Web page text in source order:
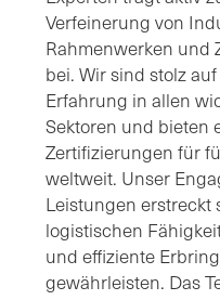
Verfeinerung von
Rahmenwerken und
bei. Wir sind stolz
Erfahrung in allen
Sektoren und bieten
Zertifizierungen für
weltweit. Unser
Leistungen erstreckt
logistischen
und effiziente
gewährleisten. Das